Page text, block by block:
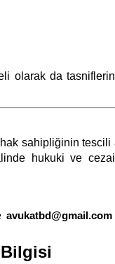
olarak da
sahipliğinin tescili
hukuki ve
avukatbd@gmail.com